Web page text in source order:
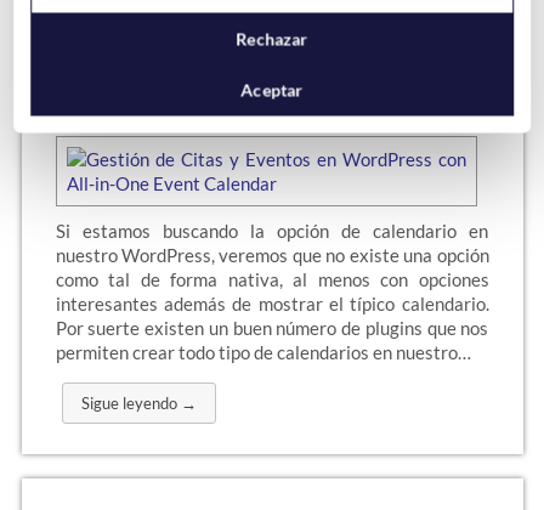
Gestión de Citas y Eventos en
Si estamos buscando la opción de calendario en
nuestro WordPress, veremos que no existe una opción
como tal de forma nativa, al menos con opciones
interesantes además de mostrar el típico calendario.
Por suerte existen un buen número de plugins que nos
permiten crear todo tipo de calendarios en nuestro…
Sigue leyendo →
Rechazar
Aceptar